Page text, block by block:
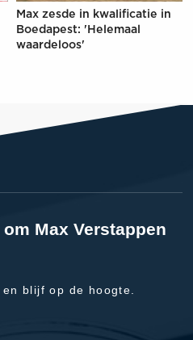
Max zesde in kwalificatie in
Boedapest: 'Helemaal
waardeloos'
Max Verstappen
blijf op de hoogte.